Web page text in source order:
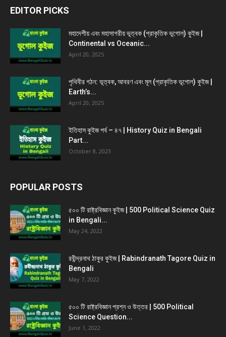
EDITOR PICKS
মহাদেশীয় এবং মহাসাগরীয় ভূত্বক (প্রাকৃতিক ভূগোল) কুইজ |
Continental vs Oceanic...
April 20, 2025
পৃথিবীর গঠন: ভূত্বক, আবরণ এবং মূল (প্রাকৃতিক ভূগোল) কুইজ |
Earth’s...
April 20, 2025
ইতিহাস কুইজ পর্ব – ৪৭ | History Quiz in Bengali
Part...
October 8, 2023
POPULAR POSTS
৫০০ টি রাষ্ট্রবিজ্ঞান কুইজ | 500 Political Science Quiz
in Bengali...
May 24, 2022
রবীন্দ্রনাথ ঠাকুর কুইজ | Rabindranath Tagore Quiz in
Bengali
May 7, 2022
৫০০ টি রাষ্ট্রবিজ্ঞান প্রশ্ন ও উত্তর | 500 Political
Science Question...
June 1, 2022